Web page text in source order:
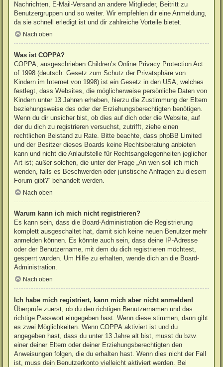
Nachrichten, E-Mail-Versand an andere Mitglieder, Beitritt zu
Benutzergruppen und so weiter. Wir empfehlen dir eine Anmeldung,
da sie schnell erledigt ist und dir zahlreiche Vorteile bietet.
Nach oben
Was ist COPPA?
COPPA, ausgeschrieben Children’s Online Privacy Protection Act
of 1998 (deutsch: Gesetz zum Schutz der Privatsphäre von
Kindern im Internet von 1998) ist ein Gesetz in den USA, welches
festlegt, dass Websites, die möglicherweise persönliche Daten von
Kindern unter 13 Jahren erheben, hierzu die Zustimmung der Eltern
beziehungsweise des oder der Erziehungsberechtigten benötigen.
Wenn du dir unsicher bist, ob dies auf dich oder die Website, auf
der du dich zu registrieren versuchst, zutrifft, ziehe einen
rechtlichen Beistand zu Rate. Bitte beachte, dass phpBB Limited
und der Besitzer dieses Boards keine Rechtsberatung anbieten
kann und nicht die Anlaufstelle für Rechtsangelegenheiten jeglicher
Art ist; außer solchen, die unter der Frage „An wen soll ich mich
wenden, falls es Beschwerden oder juristische Anfragen zu diesem
Forum gibt?“ behandelt werden.
Nach oben
Warum kann ich mich nicht registrieren?
Es kann sein, dass die Board-Administration die Registrierung
komplett ausgeschaltet hat, damit sich keine neuen Benutzer mehr
anmelden können. Es könnte auch sein, dass deine IP-Adresse
oder der Benutzername, mit dem du dich registrieren möchtest,
gesperrt wurden. Um Hilfe zu erhalten, wende dich an die Board-
Administration.
Nach oben
Ich habe mich registriert, kann mich aber nicht anmelden!
Überprüfe zuerst, ob du den richtigen Benutzernamen und das
richtige Passwort eingegeben hast. Wenn diese stimmen, dann gibt
es zwei Möglichkeiten. WennCOPPA aktiviert ist und du
angegeben hast, dass du unter 13 Jahre alt bist, musst du bzw.
einer deiner Eltern oder deiner Erziehungsberechtigten den
Anweisungen folgen, die du erhalten hast. Wenn dies nicht der Fall
ist, muss dein Benutzerkonto vielleicht aktiviert werden. Bei